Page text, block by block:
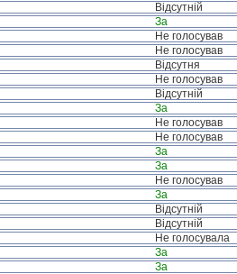
Відсутній
За
Не голосував
Не голосував
Відсутня
Не голосував
Відсутній
За
Не голосував
Не голосував
За
За
Не голосував
За
Відсутній
Відсутній
Не голосувала
За
За